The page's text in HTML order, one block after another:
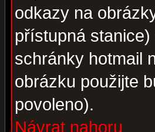
odkazy na
přístupná
schránky hotmail
obrázku použijte
povoleno).
Návrat nahoru